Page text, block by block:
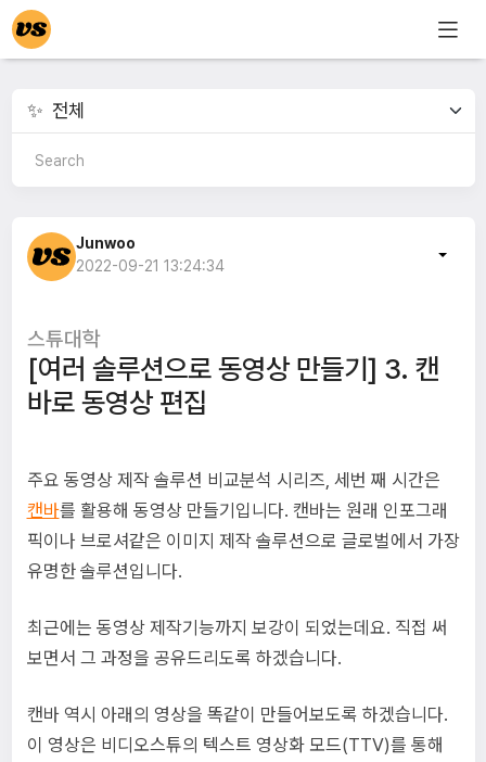
Junwoo
2022-09-21 13:24:34
스튜대학
[여러 솔루션으로 동영상 만들기] 3. 캔
바로 동영상 편집
주요 동영상 제작 솔루션 비교분석 시리즈, 세번 째 시간은
캔바를 활용해 동영상 만들기입니다. 캔바는 원래 인포그래
픽이나 브로셔같은 이미지 제작 솔루션으로 글로벌에서 가장
유명한 솔루션입니다.
최근에는 동영상 제작기능까지 보강이 되었는데요. 직접 써
보면서 그 과정을 공유드리도록 하겠습니다.
캔바 역시 아래의 영상을 똑같이 만들어보도록 하겠습니다.
이 영상은 비디오스튜의 텍스트 영상화 모드(TTV)를 통해